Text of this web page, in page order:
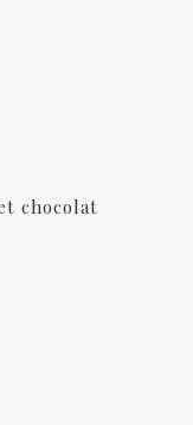
chocolat